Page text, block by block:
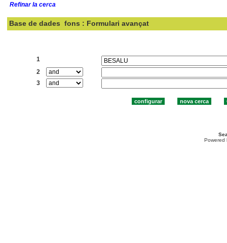
Refinar la cerca
Base de dades fons : Formulari avançat
1
2
3